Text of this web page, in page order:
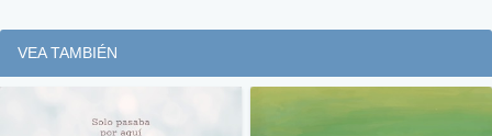
VEA TAMBIÉN